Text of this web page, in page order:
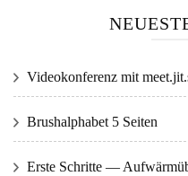
Videokonferenz mit
Brushalphabet 5 Seiten
Erste Schritte —